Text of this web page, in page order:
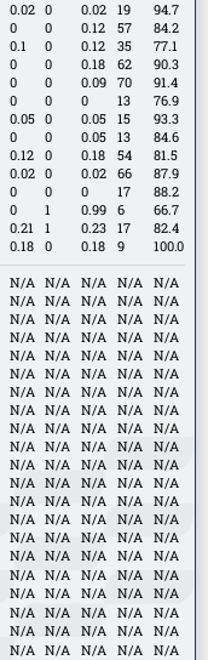
0.02 0 0.02 19
94.7
0 0 0.12 57
84.2
0.1 0 0.12 35
77.1
0 0 0.18 62
90.3
0 0 0.09 70
91.4
0 0 0 13
76.9
0.05 0 0.05 15
93.3
0 0 0.05 13
84.6
0.12 0 0.18 54
81.5
0.02 0 0.02 66
87.9
0 0 0 17
88.2
0 1 0.99 6
66.7
0.21 1 0.23 17
82.4
0.18 0 0.18 9
100.0
N/A N/A N/A N/A
N/A
N/A N/A N/A N/A
N/A
N/A N/A N/A N/A
N/A
N/A N/A N/A N/A
N/A
N/A N/A N/A N/A
N/A
N/A N/A N/A N/A
N/A
N/A N/A N/A N/A
N/A
N/A N/A N/A N/A
N/A
N/A N/A N/A N/A
N/A
N/A N/A N/A N/A
N/A
N/A N/A N/A N/A
N/A
N/A N/A N/A N/A
N/A
N/A N/A N/A N/A
N/A
N/A N/A N/A N/A
N/A
N/A N/A N/A N/A
N/A
N/A N/A N/A N/A
N/A
N/A N/A N/A N/A
N/A
N/A N/A N/A N/A
N/A
N/A N/A N/A N/A
N/A
N/A N/A N/A N/A
N/A
N/A N/A N/A N/A N/A